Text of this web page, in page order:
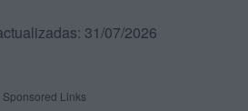
31/07/2026
Sponsored Links